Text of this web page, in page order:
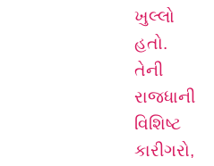
ખુલ્લો
હતો.
તેની
રાજધાની
વિશિષ્ટ
કારીગરો,